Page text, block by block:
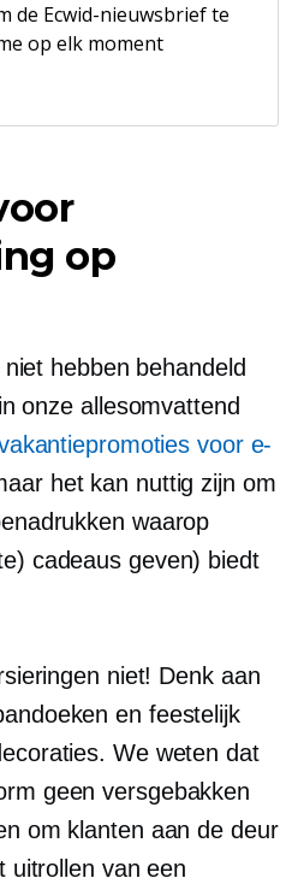
de Ecwid-nieuwsbrief te
op elk moment
op
hebben behandeld
onze allesomvattend
voor e-
het kan nuttig zijn om
waarop
cadeaus geven) biedt
niet! Denk aan
en feestelijk
We weten dat
geen versgebakken
om klanten aan de deur
uitrollen van een